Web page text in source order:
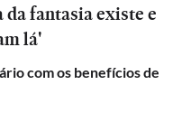
fantasia existe e
lá'
com os benefícios de